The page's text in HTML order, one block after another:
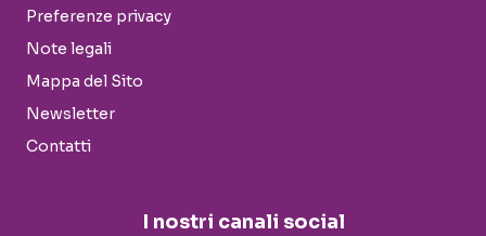
Preferenze privacy
Note legali
Mappa del Sito
Newsletter
Contatti
I nostri canali social